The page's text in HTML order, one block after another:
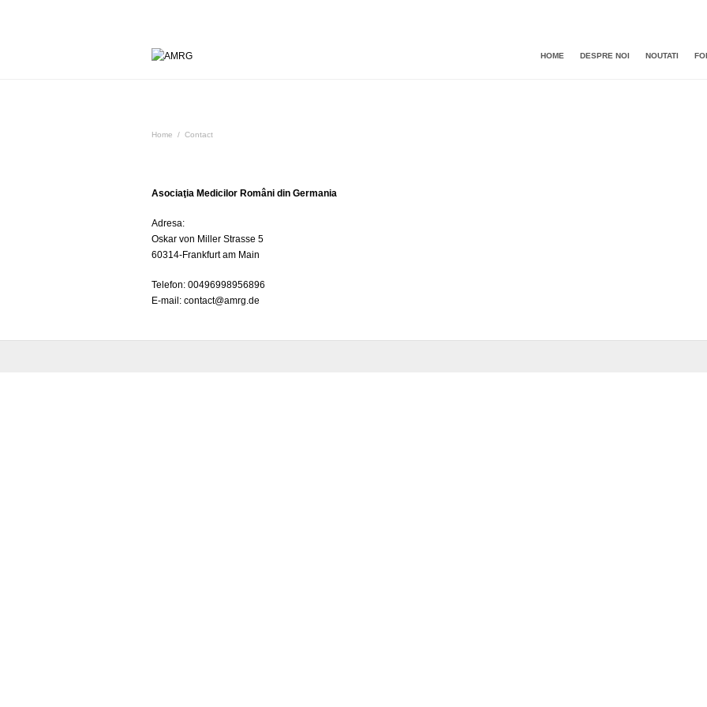
HOME DESPRE NOI NOUTATI
Home / Contact
Asociaţia Medicilor Români din Germania
Adresa:
Oskar von Miller Strasse 5
60314-Frankfurt am Main
Telefon: 00496998956896
E-mail: contact@amrg.de